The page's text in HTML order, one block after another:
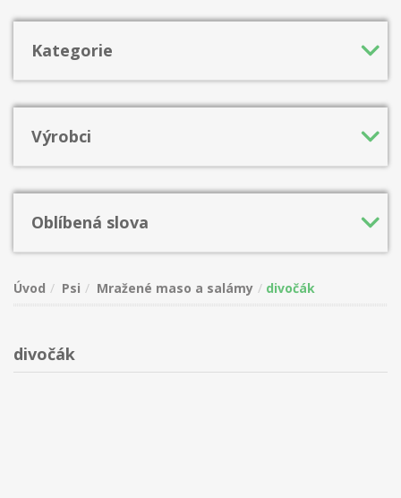
Kategorie
Výrobci
Oblíbená slova
Úvod Psi Mražené maso a salámy divočák
divočák